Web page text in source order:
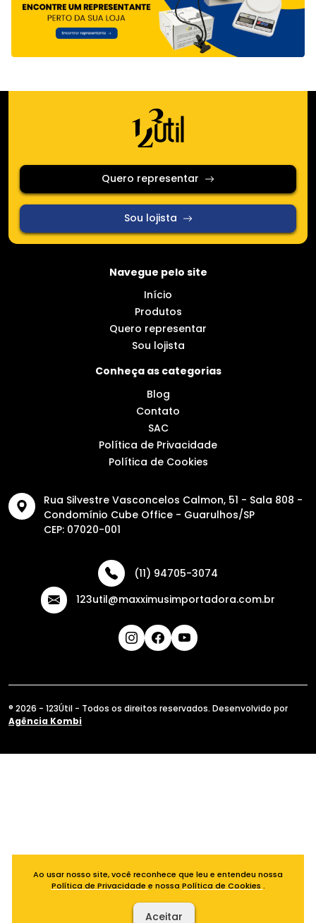
Quero representar
Sou lojista
Navegue pelo site
Início
Produtos
Quero representar
Sou lojista
Conheça as categorias
Blog
Contato
SAC
Política de Privacidade
Política de Cookies
Rua Silvestre Vasconcelos Calmon, 51 - Sala 808 -
Condomínio Cube Office - Guarulhos/SP
CEP: 07020-001
(11) 94705-3074
123util@maxximusimportadora.com.br
® 2026 - 123Útil - Todos os direitos reservados. Desenvolvido por
Agência Kombi
Ao usar nosso site, você reconhece que leu e entendeu nossa
Política de Privacidade e nossa Política de Cookies .
Aceitar